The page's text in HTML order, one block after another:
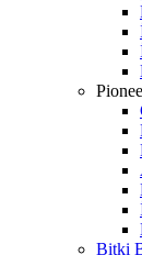
Bitki